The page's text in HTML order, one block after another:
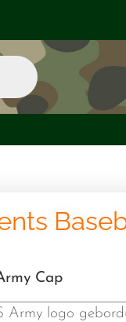
Cap
Army logo